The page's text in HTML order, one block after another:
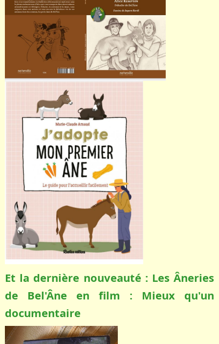
Et la dernière nouveauté : Les Âneries
de Bel'Âne en film : Mieux qu'un
documentaire